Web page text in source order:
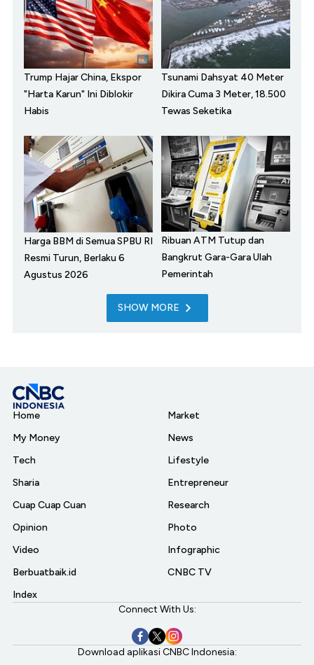
Trump Hajar China, Ekspor
"Harta Karun" Ini Diblokir
Habis
Tsunami Dahsyat 40 Meter
Dikira Cuma 3 Meter, 18.500
Tewas Seketika
Harga BBM di Semua SPBU RI
Resmi Turun, Berlaku 6
Agustus 2026
Ribuan ATM Tutup dan
Bangkrut Gara-Gara Ulah
Pemerintah
SHOW MORE
Home
My Money
Tech
Sharia
Cuap Cuap Cuan
Opinion
Video
Berbuatbaik.id
Index
Market
News
Lifestyle
Entrepreneur
Research
Photo
Infographic
CNBC TV
Connect With Us:
Download aplikasi CNBC Indonesia: